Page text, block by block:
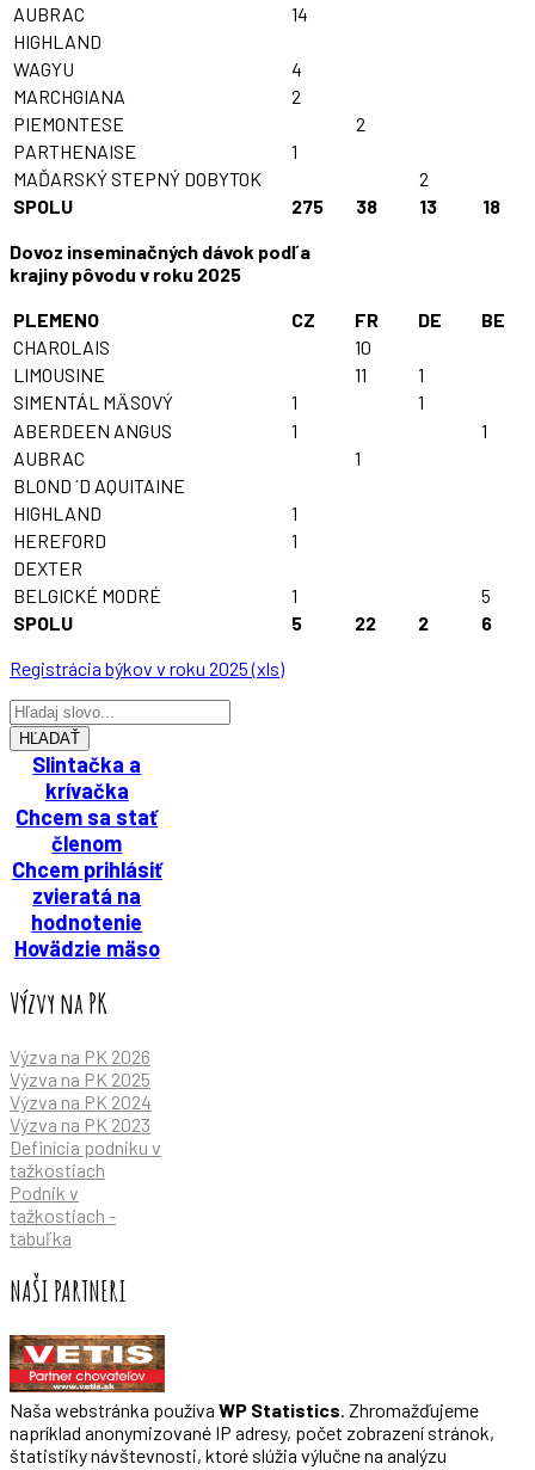
AUBRAC
14
HIGHLAND
WAGYU
4
MARCHGIANA
2
PIEMONTESE
2
PARTHENAISE
1
MAĎARSKÝ STEPNÝ DOBYTOK
2
SPOLU
275 38 13
18
Dovoz inseminačných dávok podľa
krajiny pôvodu v roku 2025
PLEMENO
CZ FR DE
BE
CHAROLAIS
10
LIMOUSINE
11
1
SIMENTÁL MӒSOVÝ
1
1
ABERDEEN ANGUS
1
1
AUBRAC
1
BLOND ´D AQUITAINE
HIGHLAND
1
HEREFORD
1
DEXTER
BELGICKÉ MODRÉ
1
5
SPOLU
5 22 2
6
Registrácia býkov v roku 2025 (xls)
HĽADAŤ
Slintačka a
krívačka
Chcem sa stať
členom
Chcem prihlásiť
zvieratá na
hodnotenie
Hovädzie mäso
Výzvy na PK
Výzva na PK 2026
Výzva na PK 2025
Výzva na PK 2024
Výzva na PK 2023
Definícia podniku v
tažkostiach
Podnik v
tažkostiach -
tabuľka
NAŠI PARTNERI
Naša webstránka používa WP Statistics. Zhromažďujeme
napríklad anonymizované IP adresy, počet zobrazení stránok,
štatistiky návštevnosti, ktoré slúžia výlučne na analýzu